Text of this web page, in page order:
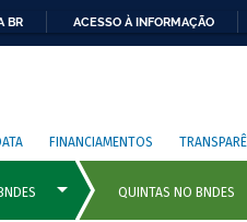
BR ACESSO À INFORMAÇÃO
FINANCIAMENTOS